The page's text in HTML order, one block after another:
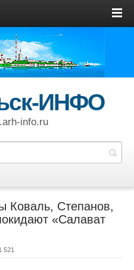
ИНФО
info.ru
Коваль, Степанов,
«Салават
521